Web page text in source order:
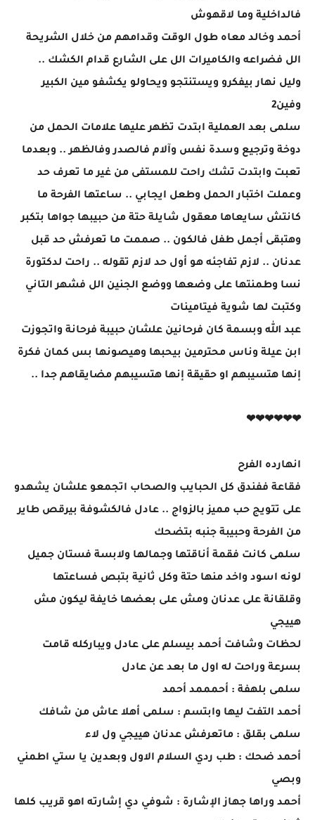
فالداخلية وما لاقهوش
أحمد وخالد معاه طول الوقت وقدامهم من خلال الشريحة
الل فضراعه والكاميرات الل على الشارع قدام الكشك ..
وليل نهار بيفكرو ويستنتجو ويحاولو يكشفو مين الكبير
وفين2
سلمى بعد العملية ابتدت تظهر عليها علامات الحمل من
دوخة وترجيع وسدة نفس وآلام فالصدر وفالظهر .. وبعدما
تعبت وابتدت تشك راحت للمستفى من غير ما تعرف حد
وعملت اختبار الحمل وطعل ايجابي .. ساعتها الفرحة ما
كانتش سايعاها معقول شايلة حتة من حبيبها جواها بتكبر
وهتبقى أجمل طفل فالكون .. صممت ما تعرفش حد قبل
عدنان .. لازم تفاجئه هو أول حد لازم تقوله .. راحت لدكتورة
نسا وطمنتها على وضعها ووضع الجنين الل فشهر التاني
وكتبت لها شوية فيتامينات
عبد الله وبسمة كان فرحانين علشان حبيبة فرحانة واتجوزت
ابن عيلة وناس محترمين بيحبها وهيصونها بس كمان فكرة
إنها هتسيبهم او حقيقة إنها هتسيبهم مضايقاهم جدا ..
❤❤❤❤❤❤
انهارده الفرح
فقاعة ففندق كل الحبايب والصحاب اتجمعو علشان يشهدو
على تتويج حب مميز بالزواج .. عادل فالكشوفة بيرقص طاير
من الفرحة وحبيبة جنبه بتضحك
سلمى كانت فقمة أناقتها وجمالها ولابسة فستان جميل
لونه اسود واخد منها حتة وكل ثانية بتبص فساعتها
وقلقانة على عدنان ومش على بعضها خايفة ليكون مش
هييجي
لحظات وشافت أحمد بيسلم على عادل ويباركله قامت
بسرعة وراحت له اول ما بعد عن عادل
سلمى بلهفة : أحمممد أحمد
أحمد التفت ليها وابتسم : سلمى أهلا عاش من شافك
سلمى بقلق : ماتعرفش عدنان هييجي ول لاء
أحمد ضحك : طب ردي السلام الاول وبعدين يا ستي اطمني
وبصي
أحمد وراها جهاز الإشارة : شوفي دي إشارته اهو قريب كلها